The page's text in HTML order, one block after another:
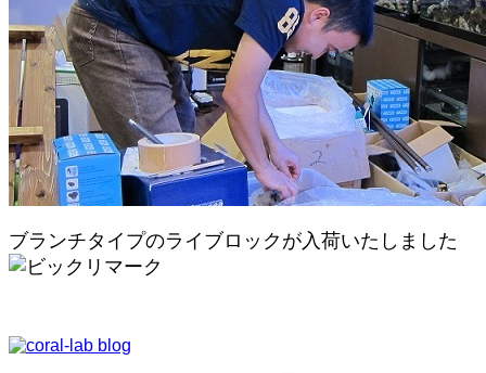
ブランチタイプのライブロックが入荷いたしました